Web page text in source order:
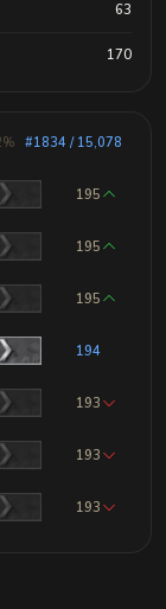
63
170
#1834 / 15,078
195
195
195
194
193
193
193